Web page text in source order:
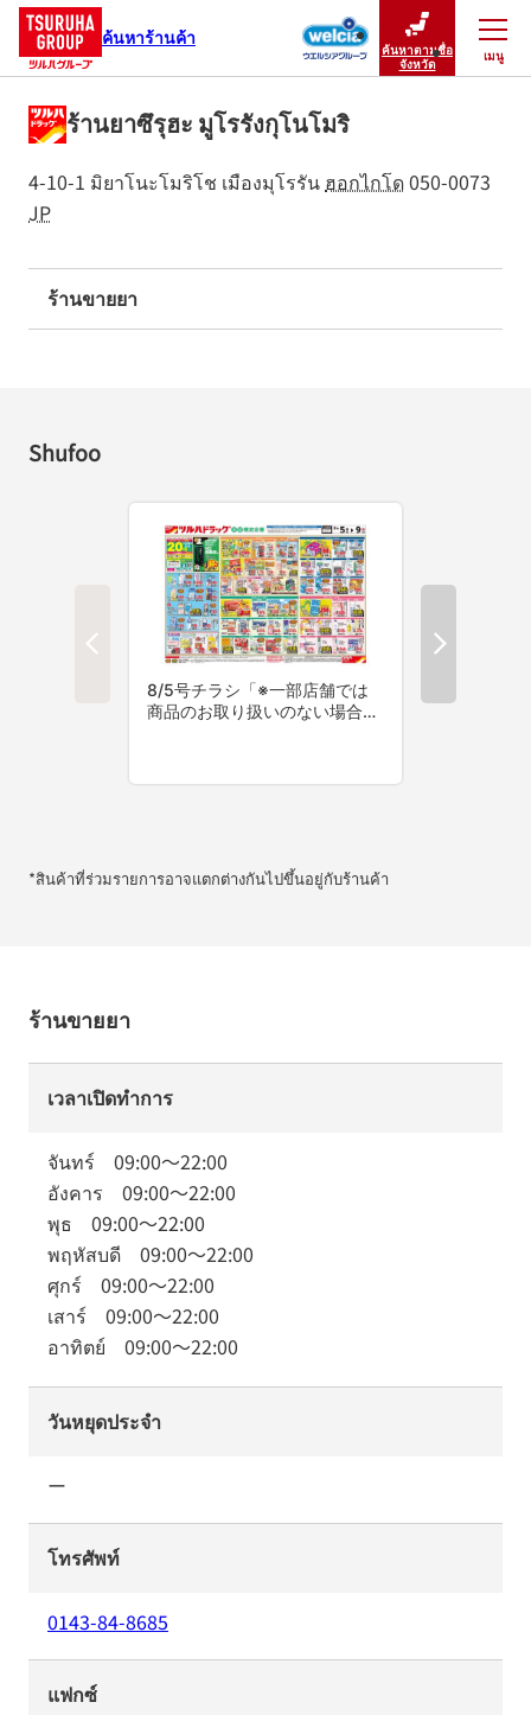
ค้นหาร้านค้า
ค้นหาตามชื่อ
จังหวัด
เมนู
ปิดเมนู
ร้านยาซึรุฮะ มูโรรังกุโนโมริ
4-10-1 มิยาโนะโมริโช เมืองมุโรรัน ฮอกไกโด050-0073
JP
ร้านขายยา
Shufoo
*สินค้าที่ร่วมรายการอาจแตกต่างกันไปขึ้นอยู่กับร้านค้า
ร้านขายยา
เวลาเปิดทำการ
จันทร์ 09:00～22:00
อังคาร 09:00～22:00
พุธ 09:00～22:00
พฤหัสบดี 09:00～22:00
ศุกร์ 09:00～22:00
เสาร์ 09:00～22:00
อาทิตย์ 09:00～22:00
วันหยุดประจำ
ー
โทรศัพท์
0143-84-8685
แฟกซ์